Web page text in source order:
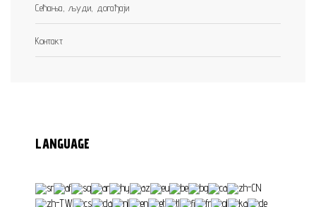
Сећања, људи, догађаји
Контакт
LANGUAGE